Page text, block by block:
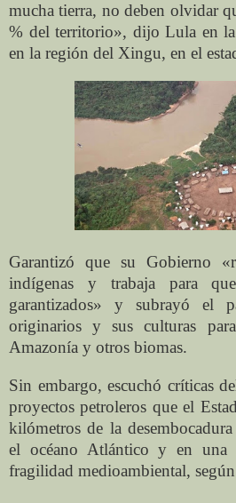
mucha tierra, no deben olvidar
% del territorio», dijo Lula en la
en la región del Xingu, en el
Garantizó que su Gobierno
indígenas y trabaja para
garantizados» y subrayó el
originarios y sus culturas
Amazonía y otros biomas.
Sin embargo, escuchó críticas
proyectos petroleros que el
kilómetros de la
el océano Atlántico y en una
fragilidad medioambiental,